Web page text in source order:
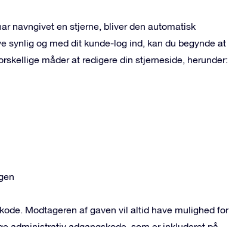
navngivet en stjerne, bliver den automatisk
synlig og med dit kunde-log ind, kan du begynde at
måder at redigere din stjerneside, herunder:
Modtageren af gaven vil altid have mulighed for